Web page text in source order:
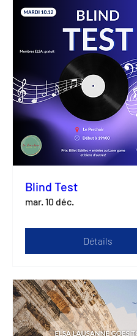
Blind Test
mar. 10 déc.
Détails